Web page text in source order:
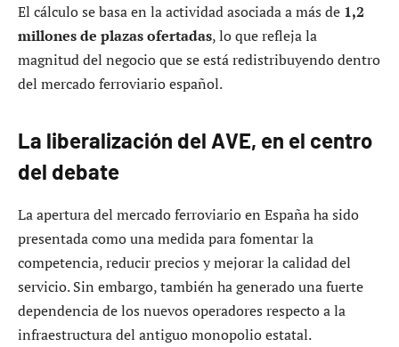
El cálculo se basa en la actividad asociada a más de 1,2
millones de plazas ofertadas, lo que refleja la
magnitud del negocio que se está redistribuyendo dentro
del mercado ferroviario español.
La liberalización del AVE, en el centro
del debate
La apertura del mercado ferroviario en España ha sido
presentada como una medida para fomentar la
competencia, reducir precios y mejorar la calidad del
servicio. Sin embargo, también ha generado una fuerte
dependencia de los nuevos operadores respecto a la
infraestructura del antiguo monopolio estatal.